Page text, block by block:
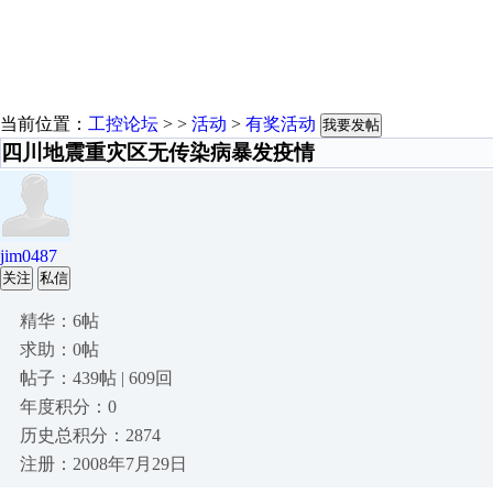
当前位置： 工控论坛 > > 活动 > 有奖活动 我要发帖
四川地震重灾区无传染病暴发疫情
jim0487
关注 私信
精华：6帖
求助：0帖
帖子：439帖 | 609回
年度积分：0
历史总积分：2874
注册：2008年7月29日